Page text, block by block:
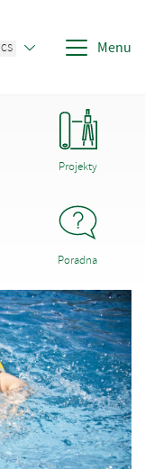
CS Menu
Projekty
Poradna